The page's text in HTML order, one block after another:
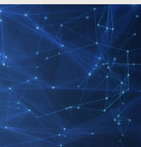
la Comprensión
Peligroso
y Lesiones